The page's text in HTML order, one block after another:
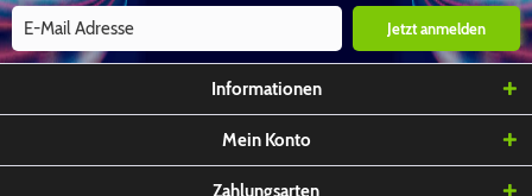
Jetzt anmelden
Informationen
Mein Konto
Zahlungsarten